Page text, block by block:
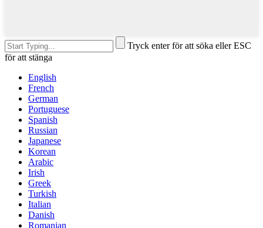
Tryck enter för att söka eller ESC
för att stänga
English
French
German
Portuguese
Spanish
Russian
Japanese
Korean
Arabic
Irish
Greek
Turkish
Italian
Danish
Romanian